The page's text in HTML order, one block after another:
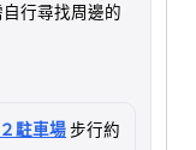
行尋找周邊的
駐車場步行約